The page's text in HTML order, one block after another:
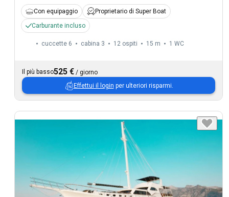
Con equipaggio
Proprietario di Super Boat
Carburante incluso
cuccette 6 cabina 3 12 ospiti 15 m 1 WC
Il più basso525 € / giorno
Effettui il login per ulteriori risparmi.